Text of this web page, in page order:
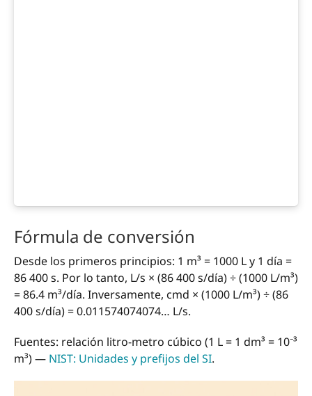
Fórmula de conversión
Desde los primeros principios: 1 m³ = 1000 L y 1 día =
86 400 s. Por lo tanto, L/s × (86 400 s/día) ÷ (1000 L/m³)
= 86.4 m³/día. Inversamente, cmd × (1000 L/m³) ÷ (86
400 s/día) = 0.011574074074… L/s.
Fuentes: relación litro-metro cúbico (1 L = 1 dm³ = 10⁻³
m³) — NIST: Unidades y prefijos del SI.